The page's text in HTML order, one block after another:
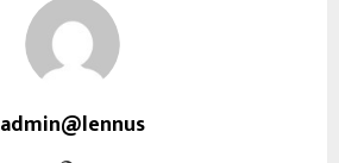
admin@lennus